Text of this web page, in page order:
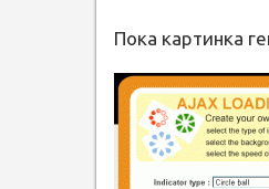
Пока картинка